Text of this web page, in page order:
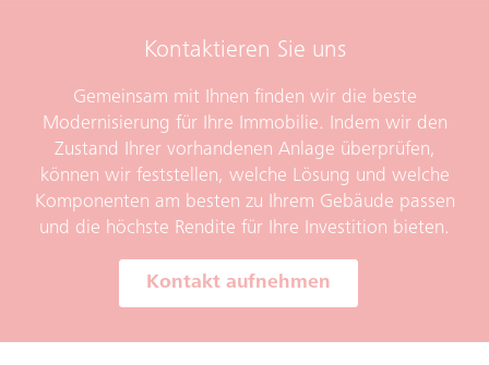
Kontaktieren Sie uns
Gemeinsam mit Ihnen finden wir die beste
Modernisierung für Ihre Immobilie. Indem wir den
Zustand Ihrer vorhandenen Anlage überprüfen,
können wir feststellen, welche Lösung und welche
Komponenten am besten zu Ihrem Gebäude passen
und die höchste Rendite für Ihre Investition bieten.
Kontakt aufnehmen